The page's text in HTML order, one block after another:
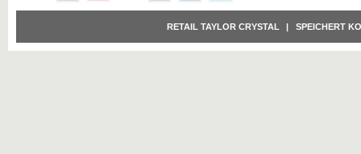
RETAIL TAYLOR CRYSTAL | SPEICHERT